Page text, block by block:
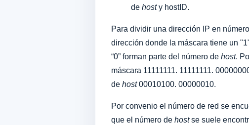
de hosty hostID.
Para dividir una dirección IP en
dirección donde la máscara tiene un
“0” forman parte del número de host.
máscara 11111111. 11111111.
de host00010100. 00000010.
Por convenio el número de red se
que el número de hostse suele